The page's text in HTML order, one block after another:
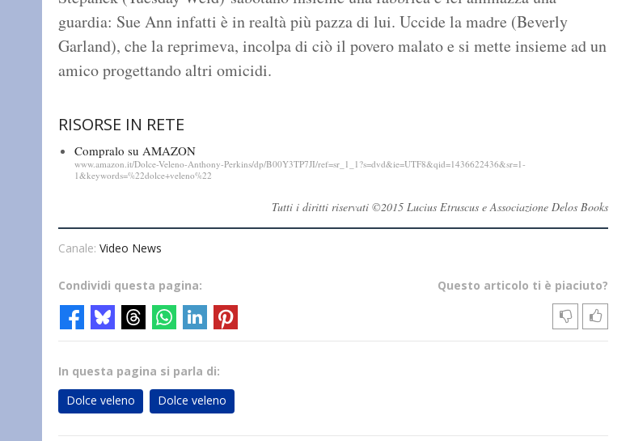
guardia: Sue Ann infatti è in realtà più pazza di lui. Uccide la madre (Beverly
Garland), che la reprimeva, incolpa di ciò il povero malato e si mette insieme ad un
amico progettando altri omicidi.
RISORSE IN RETE
Compralo su AMAZON
www.amazon.it/Dolce-Veleno-Anthony-Perkins/dp/B00Y3TP7JI/ref=sr_1_1?s=dvd&ie=UTF8&qid=1436622436&sr=1-
1&keywords=%22dolce+veleno%22
Tutti i diritti riservati ©2015 Lucius Etruscus e Associazione Delos Books
Canale: Video News
Questo articolo ti è piaciuto?
Condividi questa pagina:
In questa pagina si parla di:
Dolce veleno
Dolce veleno